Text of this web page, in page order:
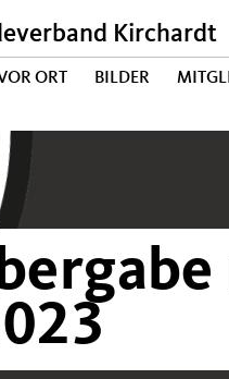
Kirchardt
ORT BILDER